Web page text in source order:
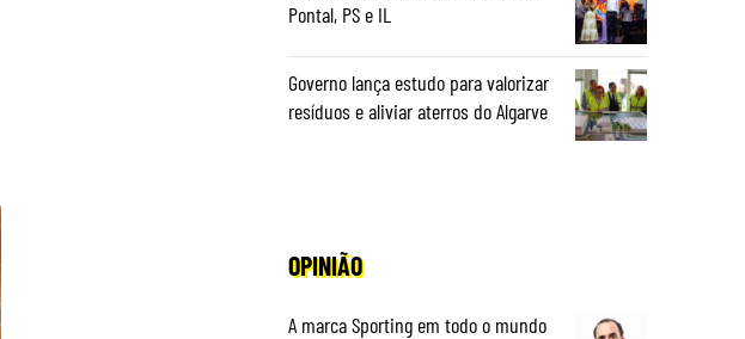
Pontal, PS e IL
Governo lança estudo para valorizar
resíduos e aliviar aterros do Algarve
OPINIÃO
A marca Sporting em todo o mundo